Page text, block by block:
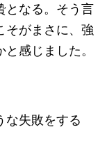
となる。そう言
そがまさに、強
感じました。
な失敗をする